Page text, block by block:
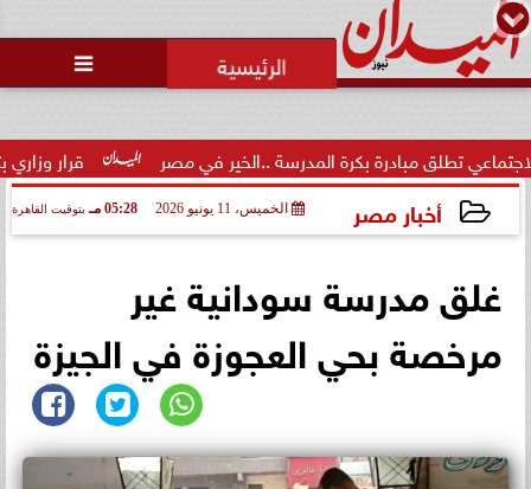

قرار وزاري بتكليف مبادرة بكرة المدرسة ..الخير في مصر
أخبار مصر الخميس، 11 يونيو 2026 05:28 مـ بتوقيت القاهرة
غلق مدرسة سودانية غير
مرخصة بحي العجوزة في الجيزة